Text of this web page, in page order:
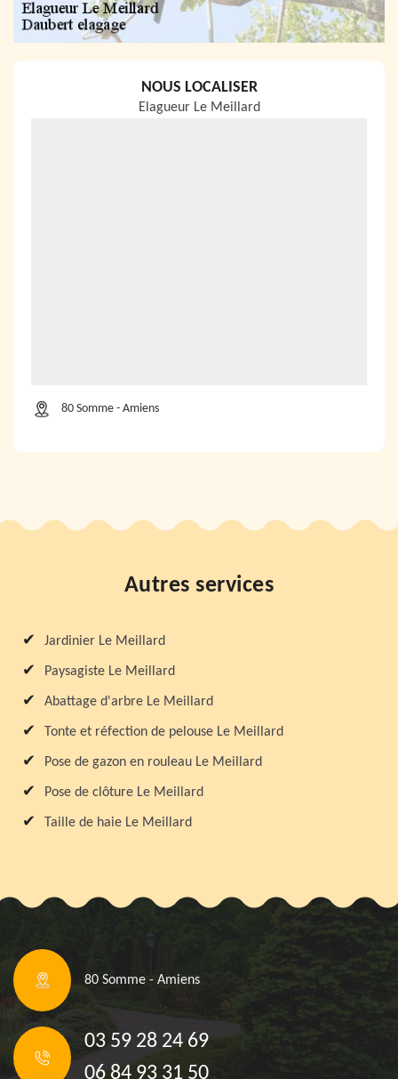
NOUS LOCALISER
Elagueur Le Meillard
80 Somme - Amiens
Autres services
Jardinier Le Meillard
Paysagiste Le Meillard
Abattage d'arbre Le Meillard
Tonte et réfection de pelouse Le Meillard
Pose de gazon en rouleau Le Meillard
Pose de clôture Le Meillard
Taille de haie Le Meillard
80 Somme - Amiens
03 59 28 24 69
06 84 93 31 50